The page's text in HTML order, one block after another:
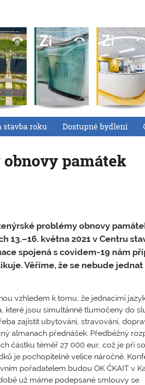
stavba roku Dostupné bydlení
památek
problémy obnovy
13.–16. května 2021 v Centru
spojená s covidem-19 nám
Věříme, že se nebude jednat
vzhledem k tomu, že jednacími
které jsou simultánně tlumočeny do
zajistit ubytování, stravování,
almanach přednášek. Předběžný
částku téměř 27 000 eur, což je při
je pochopitelně velice náročné.
pořadatelem budou OK ČKAIT v
už máme podepsané smlouvy se